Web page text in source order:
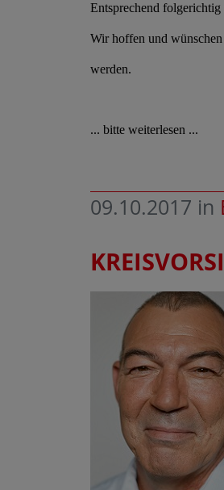
Entsprechend
Wir hoffen und
werden.
... bitte weiterlesen ...
09.10.2017 in